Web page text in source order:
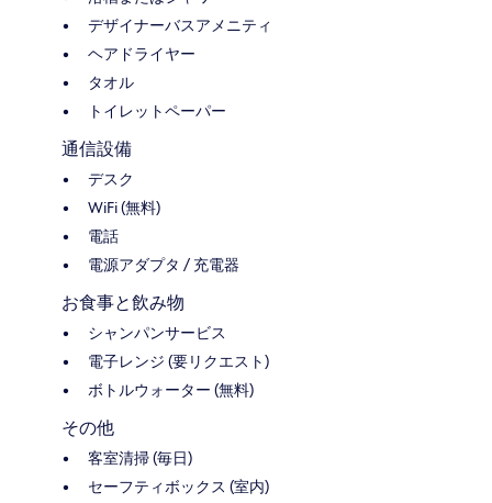
デザイナーバスアメニティ
ヘアドライヤー
タオル
トイレットペーパー
通信設備
デスク
WiFi (無料)
電話
電源アダプタ / 充電器
お食事と飲み物
シャンパンサービス
電子レンジ (要リクエスト)
ボトルウォーター (無料)
その他
客室清掃 (毎日)
セーフティボックス (室内)